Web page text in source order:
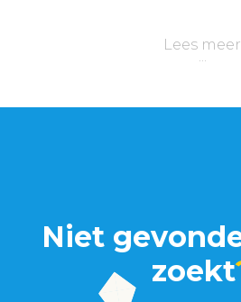
Lees meer
Niet
zoekt